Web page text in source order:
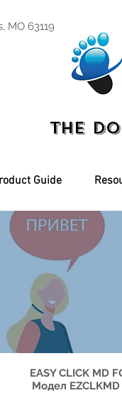
MO 63119
The
Guide
EASY CLICK MD
Модел